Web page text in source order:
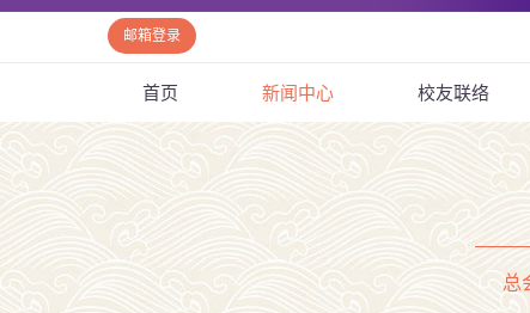
邮箱登录
首页 新闻中心 校友联络
总